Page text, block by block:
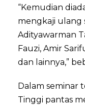
“Kemudian
mengkaji ulang
Adityawarman
Fauzi, Amir
dan lainnya,”
Dalam seminar
Tinggi pantas